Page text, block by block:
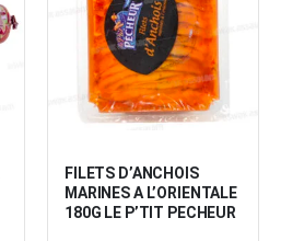
FILETS D’ANCHOIS
MARINES A L’ORIENTALE
180G LE P’TIT PECHEUR